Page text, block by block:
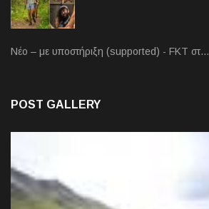
Νέο – με υποστήριξη (supported) - FKT στ…
POST GALLERY